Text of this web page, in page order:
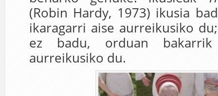
(Robin Hardy, 1973) ikusia
ikaragarri aise aurreikusiko
ez badu, orduan
aurreikusiko du.